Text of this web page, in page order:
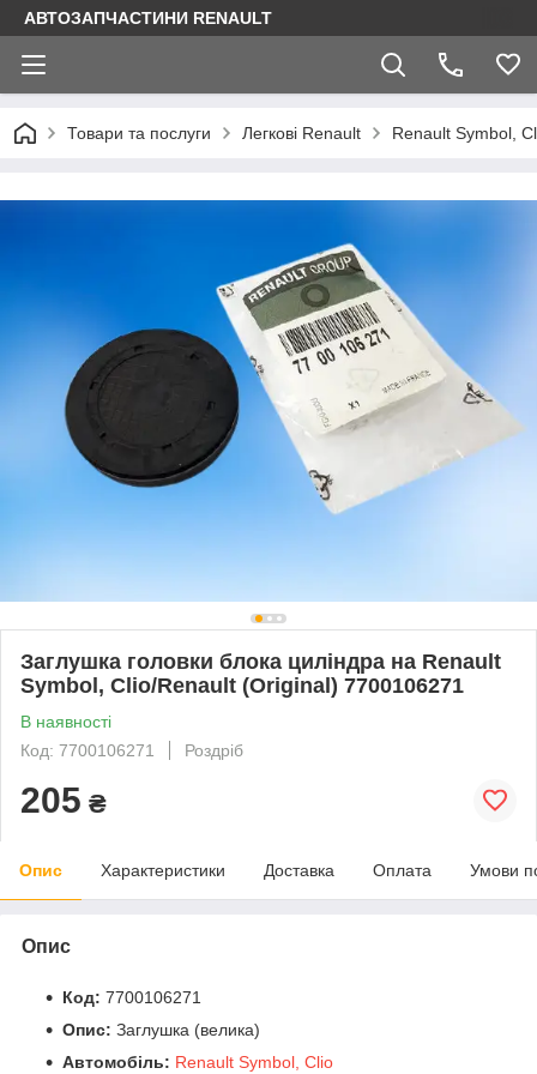
АВТОЗАПЧАСТИНИ RENAULT
Товари та послуги Легкові Renault Renault Symbol,
Заглушка головки блока циліндра на Renault
Symbol, Clio/Renault (Original) 7700106271
В наявності
Код: 7700106271
Роздріб
205 ₴
Опис Характеристики Доставка Оплата Умови
Опис
Код: 7700106271
Опис: Заглушка (велика)
Автомобіль: Renault Symbol, Clio